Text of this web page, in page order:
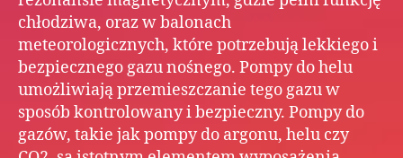
chłodziwa, oraz w balonach
meteorologicznych, które potrzebują lekkiego i
bezpiecznego gazu nośnego. Pompy do helu
umożliwiają przemieszczanie tego gazu w
sposób kontrolowany i bezpieczny. Pompy do
gazów, takie jak pompy do argonu, helu czy